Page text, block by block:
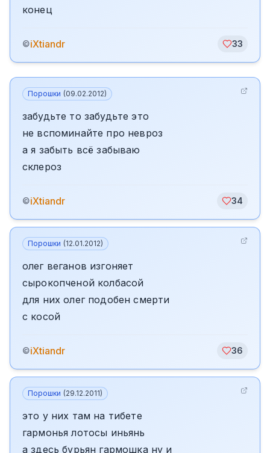
конец
©iXtiandr 33
Порошки (09.02.2012)
забудьте то забудьте это
не вспоминайте про невроз
а я забыть всё забываю
склероз
©iXtiandr 34
Порошки (12.01.2012)
олег веганов изгоняет
сырокопченой колбасой
для них олег подобен смерти
с косой
©iXtiandr 36
Порошки (29.12.2011)
это у них там на тибете
гармонья лотосы иньянь
а здесь бурьян гармошка ну и